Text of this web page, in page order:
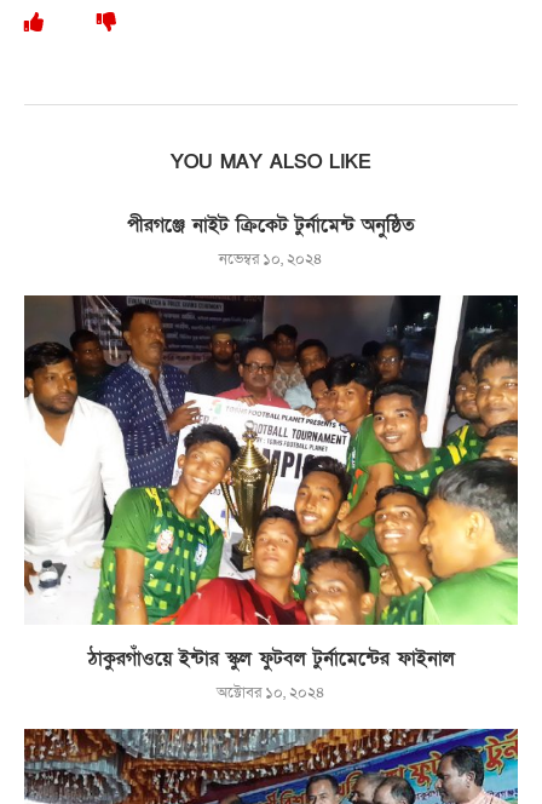
YOU MAY ALSO LIKE
পীরগঞ্জে নাইট ক্রিকেট টুর্নামেন্ট অনুষ্ঠিত
নভেম্বর ১০, ২০২৪
ঠাকুরগাঁওয়ে ইন্টার স্কুল ফুটবল টুর্নামেন্টের ফাইনাল
অক্টোবর ১০, ২০২৪